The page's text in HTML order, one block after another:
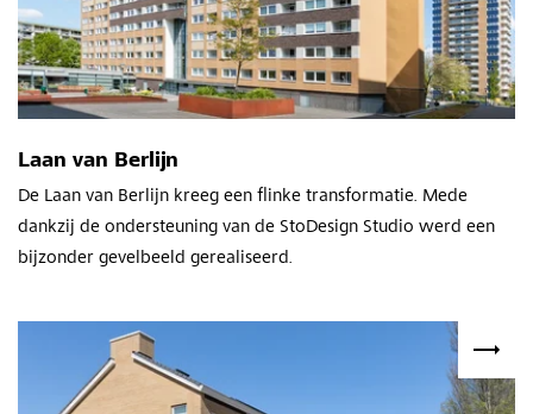
Laan van Berlijn
De Laan van Berlijn kreeg een flinke transformatie. Mede
dankzij de ondersteuning van de StoDesign Studio werd een
bijzonder gevelbeeld gerealiseerd.